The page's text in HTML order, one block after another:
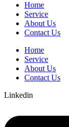
Home
Service
About Us
Contact Us
Home
Service
About Us
Contact Us
Linkedin